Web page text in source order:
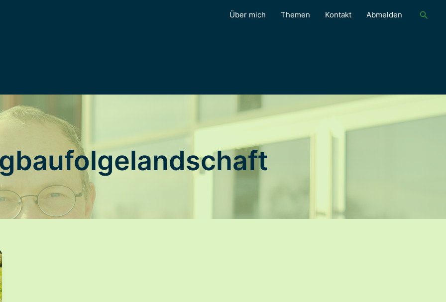
Über mich Themen Kontakt Abmelden